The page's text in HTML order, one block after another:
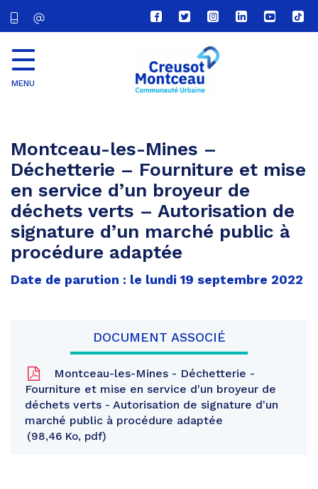
Lien
vers
compte
Facebook
Lien
vers
compte
Twitter
Lien
vers
le
compte
Lien
vers
Lien
vers
Lien
vers
MENU
Montceau-les-Mines –
Déchetterie – Fourniture et mise
en service d’un broyeur de
déchets verts – Autorisation de
signature d’un marché public à
procédure adaptée
Date de parution : le lundi 19 septembre 2022
DOCUMENT ASSOCIÉ
Montceau-les-Mines - Déchetterie -
Fourniture et mise en service d'un broyeur de
déchets verts - Autorisation de signature d'un
marché public à procédure adaptée
98,46 Ko, pdf